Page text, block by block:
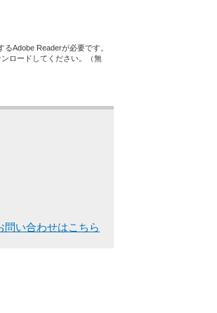
Adobe Readerが必要です。
ロードしてください。（無
問い合わせはこちら